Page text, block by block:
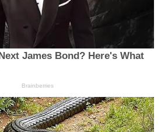
James Bond? Here's What
Brainberries